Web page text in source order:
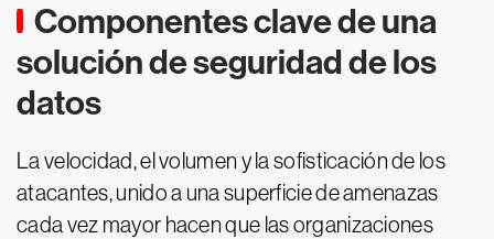
Componentes clave de una
solución de seguridad de los
datos
La velocidad, el volumen y la sofisticación de los
atacantes, unido a una superficie de amenazas
cada vez mayor hacen que las organizaciones